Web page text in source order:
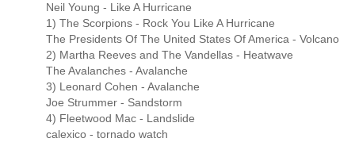
Neil Young - Like A Hurricane
1) The Scorpions - Rock You Like A Hurricane
The Presidents Of The United States Of America - Volcano
2) Martha Reeves and The Vandellas - Heatwave
The Avalanches - Avalanche
3) Leonard Cohen - Avalanche
Joe Strummer - Sandstorm
4) Fleetwood Mac - Landslide
calexico - tornado watch